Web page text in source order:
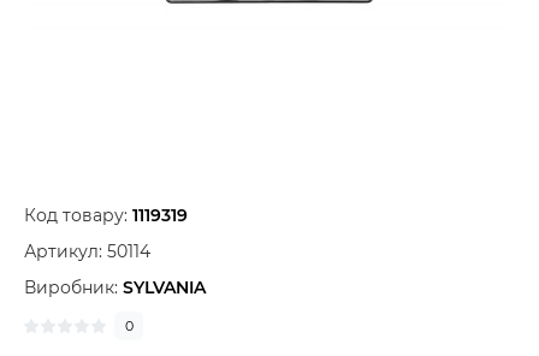
Код товару: 1119319
Артикул: 50114
Виробник: SYLVANIA
0